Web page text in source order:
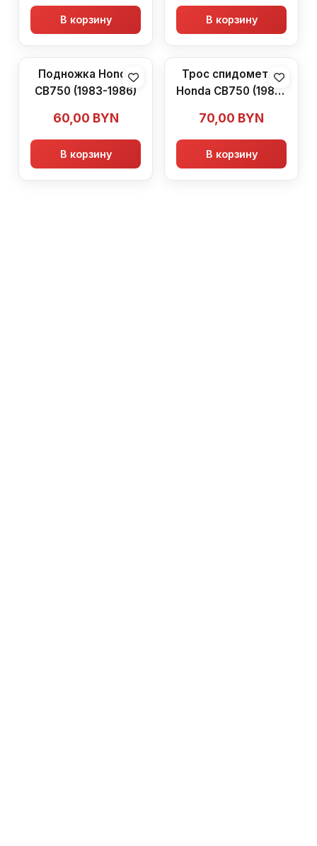
В корзину В корзину
Подножка Honda
CB750 (1983-1986)
60,00 BYN
В корзину
Трос спидометра
Honda CB750 (1983-
70,00 BYN
В корзину